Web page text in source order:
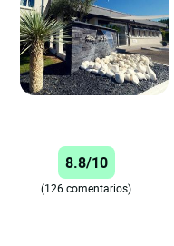
8.8/10
(126 comentarios)